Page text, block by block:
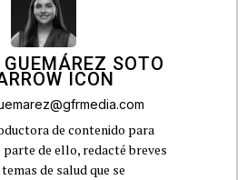
SOTO
de contenido para
parte de ello, redacté breves
de salud que se